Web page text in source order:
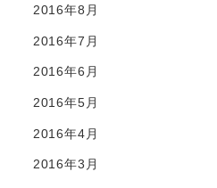
2016年8月
2016年7月
2016年6月
2016年5月
2016年4月
2016年3月